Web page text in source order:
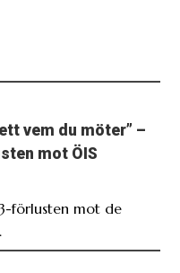
vem du möter” –
mot ÖIS
förlusten mot de